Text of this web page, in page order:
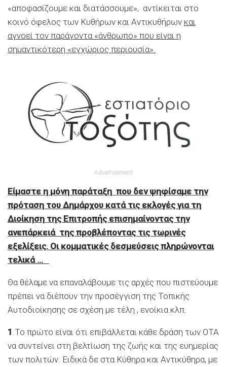
«αποφασίζουμε και διατάσσουμε», αντίκειται στο
κοινό όφελος των Κυθήρων και Αντικυθήρων και
αγνοεί τον παράγοντα «άνθρωπο» που είναι η
σημαντικότερη «εγχώριος περιουσία».
Advertisement
Είμαστε η μόνη παράταξη που δεν ψηφίσαμε την
πρόταση του Δημάρχου κατά τις εκλογές για τη
Διοίκηση της Επιτροπής επισημαίνοντας την
ανεπάρκειά της προβλέποντας τις τωρινές
εξελίξεις. Οι κομματικές δεσμεύσεις πληρώνονται
τελικά …
Θα θέλαμε να επαναλάβουμε τις αρχές που πιστεύουμε
πρέπει να διέπουν την προσέγγιση της Τοπικής
Αυτοδιοίκησης σε σχέση με τέλη , ενοίκια κλπ.
1 .Το πρώτο είναι ότι επιβάλλεται κάθε δράση των ΟΤΑ
να συντείνει στη βελτίωση της ζωής και της ευημερίας
των πολιτών. Ειδικά δε στα Κύθηρα και Αντικύθηρα, με